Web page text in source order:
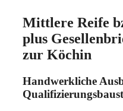
Mittlere Reife
plus
zur Köchin
Handwerkliche